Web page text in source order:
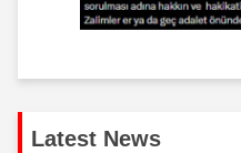
Latest News